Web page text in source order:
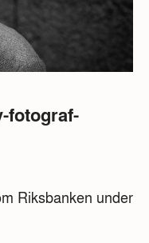
fotograf-
Riksbanken under